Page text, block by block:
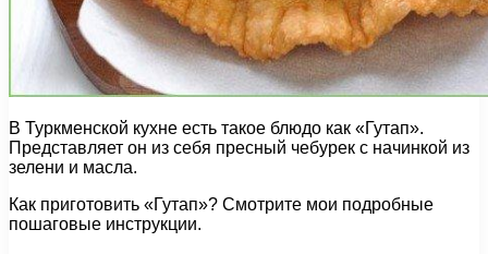
В Туркменской кухне есть такое блюдо как «Гутап».
Представляет он из себя пресный чебурек с начинкой из
зелени и масла.
Как приготовить «Гутап»? Смотрите мои подробные
пошаговые инструкции.